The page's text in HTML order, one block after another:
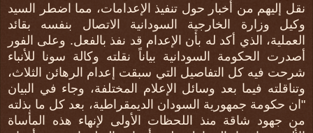
نقل إليهم من أخبار حول تنفيذ الإعدامات، مما اضطر السيد
وكيل وزارة الخارجية السودانية الاتصال بنفسه بقائد
العملية، الذي أكد له بأن الإعدام قد نفذ بالفعل. وعلى الفور
أصدرت الحكومة السودانية بياناً نقلته وكالة سونا للأنباء
شرحت فيه كل التفاصيل التي سبقت إعدام الرهائن الثلاث،
وتناقلته فيما بعد وسائل الإعلام المختلفة، وجاء في البيان
"ان حكومة جمهورية السودان الديمقراطية، بعد كل ما بذلته
من جهود شاقة منذ اللحظات الأولى لإنهاء هذه المأساة